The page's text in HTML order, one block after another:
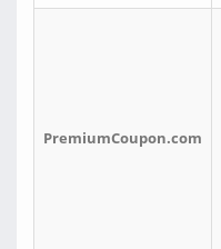
PremiumCoupon.com